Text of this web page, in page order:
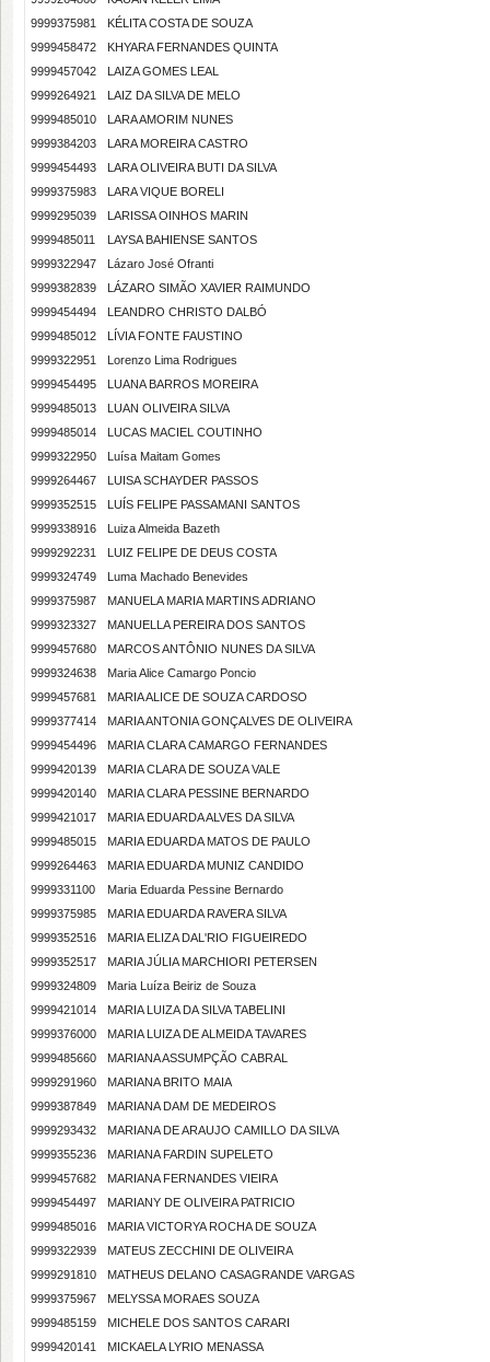
9999375981
KÉLITA COSTA DE SOUZA
9999458472
KHYARA FERNANDES QUINTA
9999457042
LAIZA GOMES LEAL
9999264921
LAIZ DA SILVA DE MELO
9999485010
LARA AMORIM NUNES
9999384203
LARA MOREIRA CASTRO
9999454493
LARA OLIVEIRA BUTI DA SILVA
9999375983
LARA VIQUE BORELI
9999295039
LARISSA OINHOS MARIN
9999485011
LAYSA BAHIENSE SANTOS
9999322947
Lázaro José Ofranti
9999382839
LÁZARO SIMÃO XAVIER RAIMUNDO
9999454494
LEANDRO CHRISTO DALBÓ
9999485012
LÍVIA FONTE FAUSTINO
9999322951
Lorenzo Lima Rodrigues
9999454495
LUANA BARROS MOREIRA
9999485013
LUAN OLIVEIRA SILVA
9999485014
LUCAS MACIEL COUTINHO
9999322950
Luísa Maitam Gomes
9999264467
LUISA SCHAYDER PASSOS
9999352515
LUÍS FELIPE PASSAMANI SANTOS
9999338916
Luiza Almeida Bazeth
9999292231
LUIZ FELIPE DE DEUS COSTA
9999324749
Luma Machado Benevides
9999375987
MANUELA MARIA MARTINS ADRIANO
9999323327
MANUELLA PEREIRA DOS SANTOS
9999457680
MARCOS ANTÔNIO NUNES DA SILVA
9999324638
Maria Alice Camargo Poncio
9999457681
MARIA ALICE DE SOUZA CARDOSO
9999377414
MARIA ANTONIA GONÇALVES DE OLIVEIRA
9999454496
MARIA CLARA CAMARGO FERNANDES
9999420139
MARIA CLARA DE SOUZA VALE
9999420140
MARIA CLARA PESSINE BERNARDO
9999421017
MARIA EDUARDA ALVES DA SILVA
9999485015
MARIA EDUARDA MATOS DE PAULO
9999264463
MARIA EDUARDA MUNIZ CANDIDO
9999331100
Maria Eduarda Pessine Bernardo
9999375985
MARIA EDUARDA RAVERA SILVA
9999352516
MARIA ELIZA DAL'RIO FIGUEIREDO
9999352517
MARIA JÚLIA MARCHIORI PETERSEN
9999324809
Maria Luíza Beiriz de Souza
9999421014
MARIA LUIZA DA SILVA TABELINI
9999376000
MARIA LUIZA DE ALMEIDA TAVARES
9999485660
MARIANA ASSUMPÇÃO CABRAL
9999291960
MARIANA BRITO MAIA
9999387849
MARIANA DAM DE MEDEIROS
9999293432
MARIANA DE ARAUJO CAMILLO DA SILVA
9999355236
MARIANA FARDIN SUPELETO
9999457682
MARIANA FERNANDES VIEIRA
9999454497
MARIANY DE OLIVEIRA PATRICIO
9999485016
MARIA VICTORYA ROCHA DE SOUZA
9999322939
MATEUS ZECCHINI DE OLIVEIRA
9999291810
MATHEUS DELANO CASAGRANDE VARGAS
9999375967
MELYSSA MORAES SOUZA
9999485159
MICHELE DOS SANTOS CARARI
9999420141
MICKAELA LYRIO MENASSA